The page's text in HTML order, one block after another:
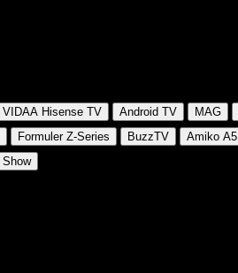
VIDAA Hisense TV Android TV MAG
Formuler Z-Series BuzzTV Amiko A5